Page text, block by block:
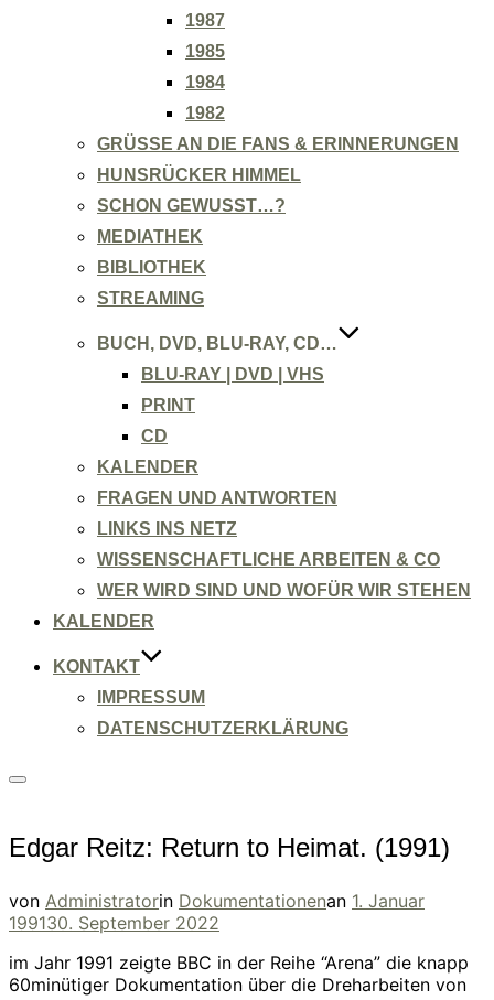
1987
1985
1984
1982
GRÜSSE AN DIE FANS & ERINNERUNGEN
HUNSRÜCKER HIMMEL
SCHON GEWUSST…?
MEDIATHEK
BIBLIOTHEK
STREAMING
BUCH, DVD, BLU-RAY, CD…
BLU-RAY | DVD | VHS
PRINT
CD
KALENDER
FRAGEN UND ANTWORTEN
LINKS INS NETZ
WISSENSCHAFTLICHE ARBEITEN & CO
WER WIRD SIND UND WOFÜR WIR STEHEN
KALENDER
KONTAKT
IMPRESSUM
DATENSCHUTZERKLÄRUNG
Seitenleiste
umschalten
Edgar Reitz: Return to Heimat. (1991)
von Administratorin Dokumentationenan Veröffentlicht
1. Januar
199130. September 2022
im Jahr 1991 zeigte BBC in der Reihe “Arena” die knapp
60minütiger Dokumentation über die Dreharbeiten von